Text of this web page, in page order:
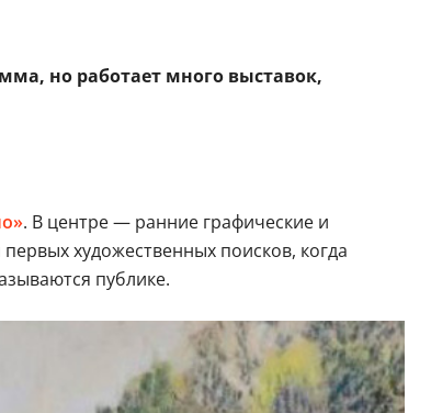
но работает много выставок,
. В центре — ранние графические и
художественных поисков, когда
публике.